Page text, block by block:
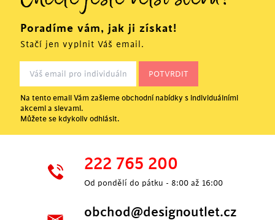
Poradíme vám, jak ji získat!
Stačí jen vyplnit Váš email.
Na tento email Vám zašleme obchodní nabídky s individuálními
akcemi a slevami.
Můžete se kdykoliv odhlásit.
222 765 200
Od pondělí do pátku - 8:00 až 16:00
obchod@designoutlet.cz